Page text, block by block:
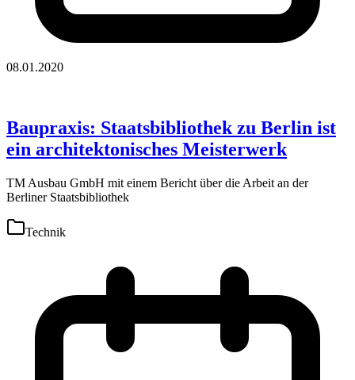
08.01.2020
Baupraxis: Staatsbibliothek zu Berlin ist
ein architektonisches Meisterwerk
TM Ausbau GmbH mit einem Bericht über die Arbeit an der
Berliner Staatsbibliothek
Technik